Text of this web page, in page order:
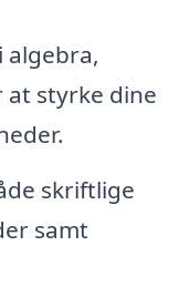
algebra,
styrke dine
skriftlige
samt